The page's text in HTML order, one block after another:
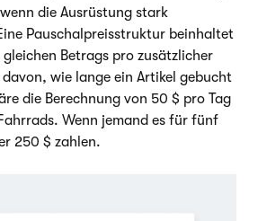
die Ausrüstung stark
Pauschalpreisstruktur beinhaltet
gleichen Betrags pro zusätzlicher
wie lange ein Artikel gebucht
die Berechnung von 50 $ pro Tag
Wenn jemand es für fünf
250 $ zahlen.